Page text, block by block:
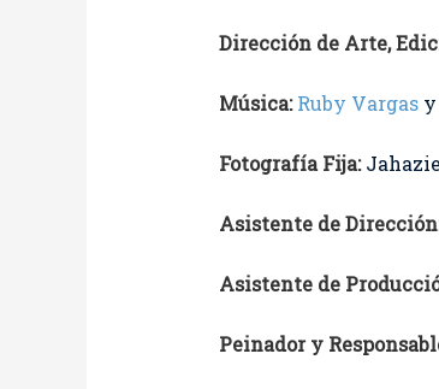
Dirección de Arte,
Música: Ruby Vargas
Fotografía Fija:
Asistente de
Asistente de
Peinador y